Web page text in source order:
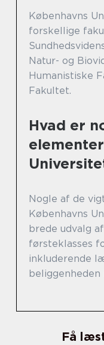
Københavns
forskellige
Natur- og
Humanistiske
Fakultet.
Hvad er
Nogle af de
Københavns
brede udvalg
førsteklasses
inkluderende
Få